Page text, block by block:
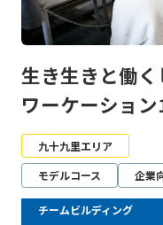
生き生きと働
ワーケーショ
九十九里エリア
モデルコース
企業
チームビルディング